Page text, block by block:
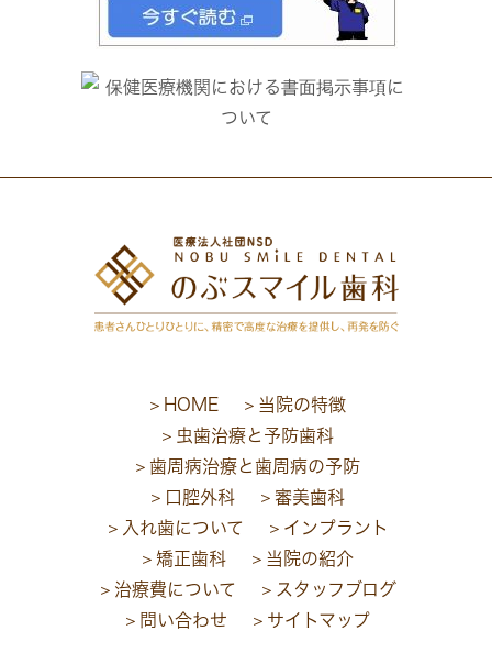
HOME
当院の特徴
虫歯治療と予防歯科
歯周病治療と歯周病の予防
口腔外科
審美歯科
入れ歯について
インプラント
矯正歯科
当院の紹介
治療費について
スタッフブログ
問い合わせ
サイトマップ